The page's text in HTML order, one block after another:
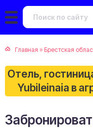
Главная » Брестская
Отель,
Yubileinaia в